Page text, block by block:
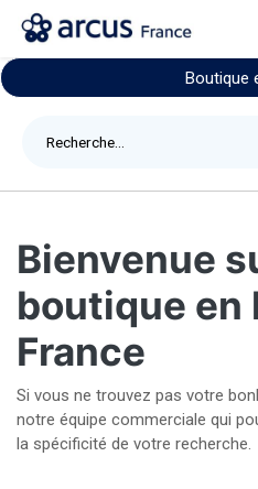
Boutique
Bienvenue
boutique en
France
Si vous ne trouvez pas votre
notre équipe commerciale qui
la spécificité de votre recherche.